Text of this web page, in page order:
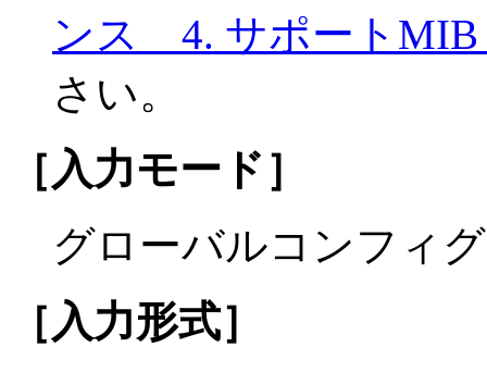
ンス 4. サポートMIB
さい。
［入力モード］
グローバルコンフィ
［入力形式］